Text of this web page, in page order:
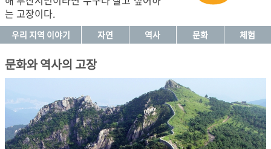
는 고장이다.
우리 지역 이야기 자연 역사 문화 체험
문화와 역사의 고장